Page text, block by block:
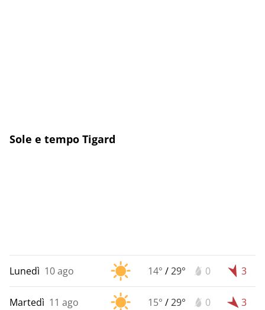
Sole e tempo Tigard
Lunedì 10 ago 14° /29° 0 3
Martedì 11 ago 15° /29° 0 3